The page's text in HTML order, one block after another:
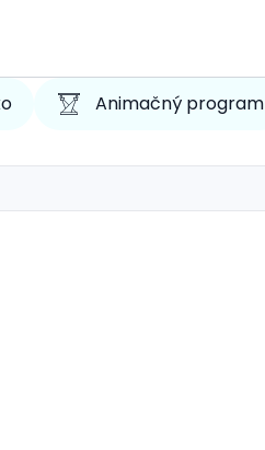
Animačný program